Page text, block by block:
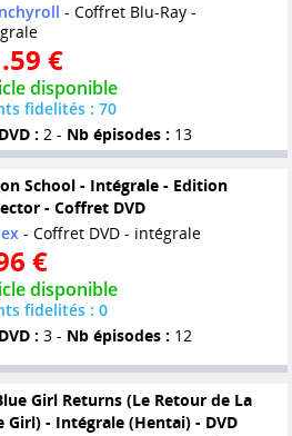
- Coffret Blu-Ray -
€
disponible
fidelités : 70
: 2 - Nb épisodes : 13
School - Intégrale - Edition
- Coffret DVD
- Coffret DVD - intégrale
€
disponible
fidelités : 0
: 3 - Nb épisodes : 12
Girl Returns (Le Retour de La
Girl) - Intégrale (Hentai) - DVD